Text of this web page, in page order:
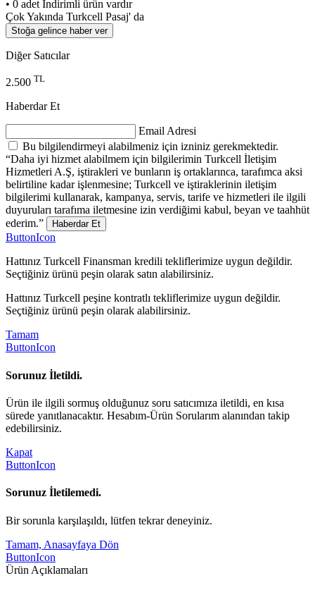
• 0 adet İndirimli ürün vardır
Çok Yakında Turkcell Pasaj' da
Stoğa gelince haber ver
Diğer Satıcılar
2.500 TL
Haberdar Et
Email Adresi
Bu bilgilendirmeyi alabilmeniz için izniniz gerekmektedir.
“Daha iyi hizmet alabilmem için bilgilerimin Turkcell İletişim
Hizmetleri A.Ş, iştirakleri ve bunların iş ortaklarınca, tarafımca aksi
belirtiline kadar işlenmesine; Turkcell ve iştiraklerinin iletişim
bilgilerimi kullanarak, kampanya, servis, tarife ve hizmetleri ile ilgili
duyuruları tarafıma iletmesine izin verdiğimi kabul, beyan ve taahhüt
ederim.”
Haberdar Et
ButtonIcon
Hattınız Turkcell Finansman kredili tekliflerimize uygun değildir.
Seçtiğiniz ürünü peşin olarak satın alabilirsiniz.
Hattınız Turkcell peşine kontratlı tekliflerimize uygun değildir.
Seçtiğiniz ürünü peşin olarak alabilirsiniz.
Tamam
ButtonIcon
Sorunuz İletildi.
Ürün ile ilgili sormuş olduğunuz soru satıcımıza iletildi, en kısa
sürede yanıtlanacaktır. Hesabım-Ürün Sorularım alanından takip
edebilirsiniz.
Kapat
ButtonIcon
Sorunuz İletilemedi.
Bir sorunla karşılaşıldı, lütfen tekrar deneyiniz.
Tamam, Anasayfaya Dön
ButtonIcon
Ürün Açıklamaları